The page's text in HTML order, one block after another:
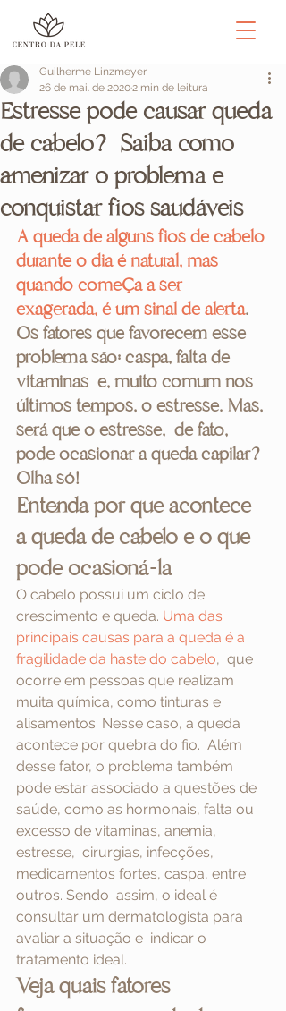
Estresse pode causar queda
de cabelo? Saiba como
amenizar o problema e
conquistar fios saudáveis
Guilherme Linzmeyer
26 de mai. de 20202 min de leitura
A queda de alguns fios de cabelo
durante o dia é natural, mas
quando começa a ser
exagerada, é um sinal de alerta.
Os fatores que favorecem esse
problema são: caspa, falta de
vitaminas  e, muito comum nos
últimos tempos, o estresse. Mas,
será que o estresse,  de fato,
pode ocasionar a queda capilar?
Olha só!
Entenda por que acontece
a queda de cabelo e o que
pode ocasioná-la
O cabelo possui um ciclo de
crescimento e queda. Uma das
principais causas para a queda é a
fragilidade da haste do cabelo,
  que
ocorre em pessoas que realizam
muita química, como tinturas e
alisamentos. Nesse caso, a queda
acontece por quebra do fio.  Além
desse fator, o problema também
pode estar associado a questões de
saúde, como as hormonais, falta ou
excesso de vitaminas, anemia,
estresse,  cirurgias, infecções,
medicamentos fortes, caspa, entre
outros. Sendo  assim, o ideal é
consultar um dermatologista para
avaliar a situação e  indicar o
tratamento ideal.
Veja quais fatores